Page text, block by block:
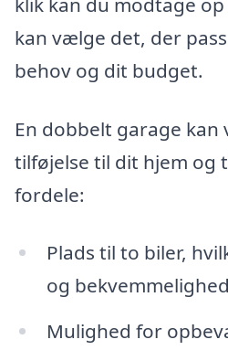
kan vælge det, der
behov og dit budget.
En dobbelt garage
tilføjelse til dit hjem og
fordele:
Plads til to biler,
og
Mulighed for